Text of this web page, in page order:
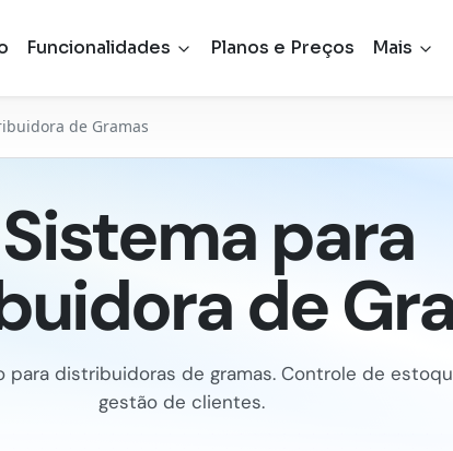
Funcionalidades Planos e Preços Mais
de Gramas
Sistema para
de
para distribuidoras de gramas. Controle de
gestão de clientes.